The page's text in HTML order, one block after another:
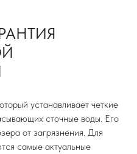
устанавливает четкие
сточные воды. Его
от загрязнения. Для
самые актуальные